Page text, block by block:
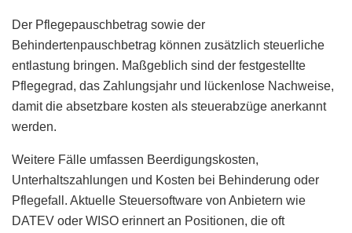
Der Pflegepauschbetrag sowie der
Behindertenpauschbetrag können zusätzlich steuerliche
entlastung bringen. Maßgeblich sind der festgestellte
Pflegegrad, das Zahlungsjahr und lückenlose Nachweise,
damit die absetzbare kosten als steuerabzüge anerkannt
werden.
Weitere Fälle umfassen Beerdigungskosten,
Unterhaltszahlungen und Kosten bei Behinderung oder
Pflegefall. Aktuelle Steuersoftware von Anbietern wie
DATEV oder WISO erinnert an Positionen, die oft